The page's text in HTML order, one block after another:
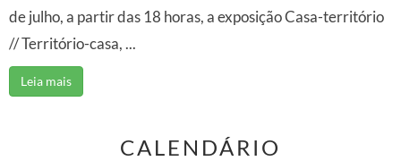
de julho, a partir das 18 horas, a exposição Casa-território
// Território-casa, ...
Leia mais
CALENDÁRIO